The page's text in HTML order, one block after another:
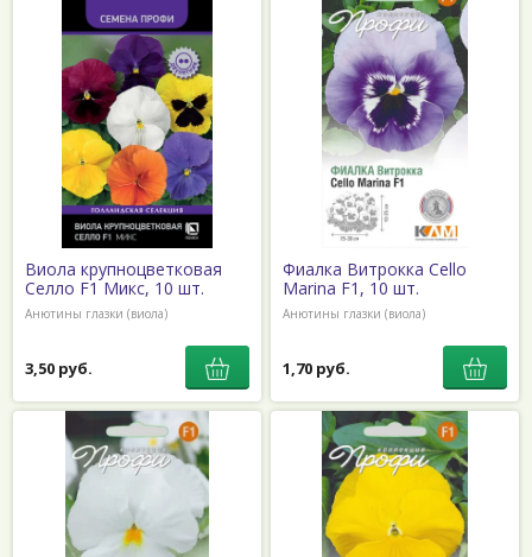
Виола крупноцветковая
Селло F1 Микс, 10 шт.
Анютины глазки (виола)
3,50 руб.
Фиалка Витрокка Cello
Marina F1, 10 шт.
Анютины глазки (виола)
1,70 руб.